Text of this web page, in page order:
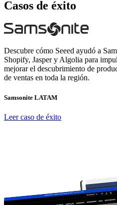
Casos de éxito
Descubre cómo Seeed ayudó a
Shopify, Jasper y Algolia para
mejorar el descubrimiento de
de ventas en toda la región.
Samsonite LATAM
Leer caso de éxito